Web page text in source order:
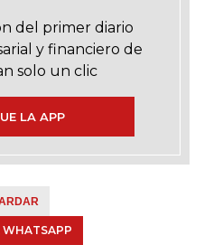
del primer diario
y financiero de
solo un clic
LA APP
WHATSAPP